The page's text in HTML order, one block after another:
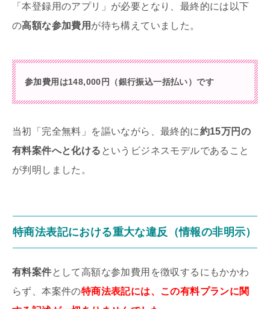
「本登録用のアプリ」が必要となり、最終的には以下
の高額な参加費用 が待ち構えていました。
参加費用は148,000円（銀行振込一括払い）です
当初「完全無料」を謳いながら、最終的に約15万円の
有料案件へと化ける というビジネスモデルであること
が判明しました。
特商法表記における重大な違反（情報の非明示）
有料案件として高額な参加費用を徴収するにもかかわ
らず、本案件の特商法表記には、この有料プランに関